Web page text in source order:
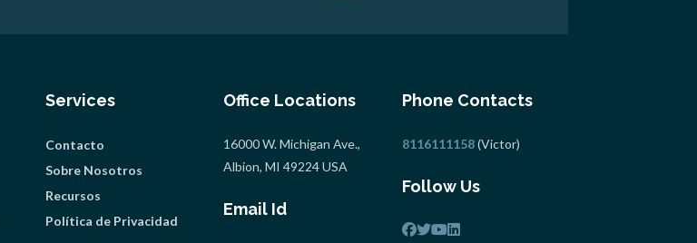
Services
Contacto
Sobre Nosotros
Recursos
Política de Privacidad
Office Locations
16000 W. Michigan Ave.,
Albion, MI 49224 USA
Email Id
Phone Contacts
8116111158(Victor)
Follow Us